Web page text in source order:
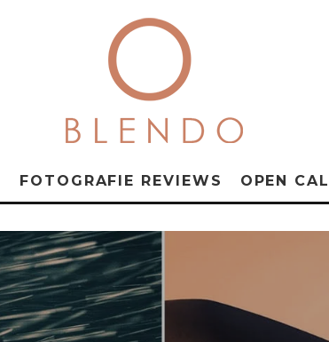
FOTOGRAFIE REVIEWS OPEN